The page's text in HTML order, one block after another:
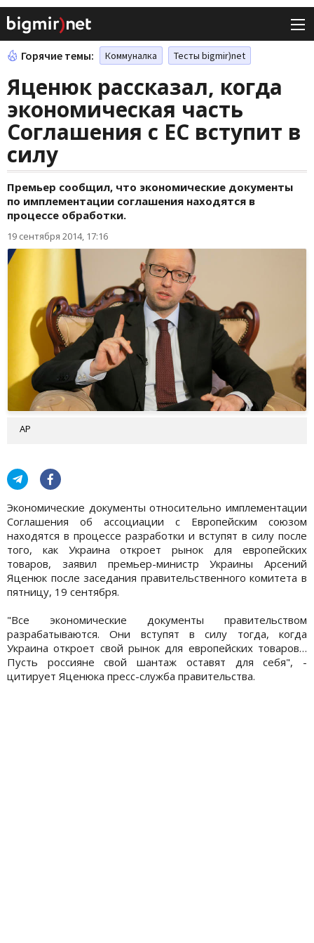
Горячие темы: Коммуналка Тесты bigmir)net
Яценюк рассказал, когда
экономическая часть
Соглашения с ЕС вступит в
силу
Премьер сообщил, что экономические документы
по имплементации соглашения находятся в
процессе обработки.
19 сентября 2014, 17:16
AP
Экономические документы относительно имплементации
Соглашения об ассоциации с Европейским союзом
находятся в процессе разработки и вступят в силу после
того, как Украина откроет рынок для европейских
товаров, заявил премьер-министр Украины Арсений
Яценюк после заседания правительственного комитета в
пятницу, 19 сентября.
"Все экономические документы правительством
разрабатываются. Они вступят в силу тогда, когда
Украина откроет свой рынок для европейских товаров…
Пусть россияне свой шантаж оставят для себя", -
цитирует Яценюка пресс-служба правительства.